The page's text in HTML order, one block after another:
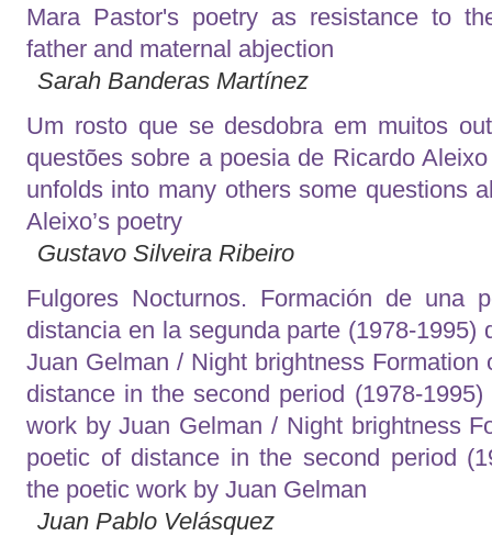
Mara Pastor's poetry as resistance to
father and maternal abjection
Sarah Banderas Martínez
Um rosto que se desdobra em muitos
questões sobre a poesia de Ricardo
unfolds into many others some questions
Aleixo’s poetry
Gustavo Silveira Ribeiro
Fulgores Nocturnos. Formación de una
distancia en la segunda parte (1978-1995)
Juan Gelman / Night brightness Formation
distance in the second period (1978-
work by Juan Gelman / Night brightness
poetic of distance in the second period
the poetic work by Juan Gelman
Juan Pablo Velásquez